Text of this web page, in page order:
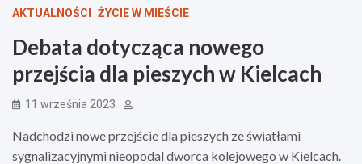
AKTUALNOŚCI ŻYCIE W MIEŚCIE
Debata dotycząca nowego
przejścia dla pieszych w Kielcach
11 września 2023
Nadchodzi nowe przejście dla pieszych ze światłami
sygnalizacyjnymi nieopodal dworca kolejowego w Kielcach.